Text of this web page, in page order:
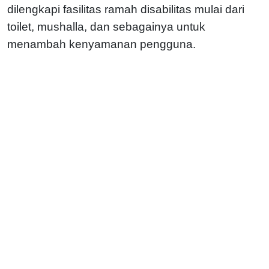
dilengkapi fasilitas ramah disabilitas mulai dari
toilet, mushalla, dan sebagainya untuk
menambah kenyamanan pengguna.